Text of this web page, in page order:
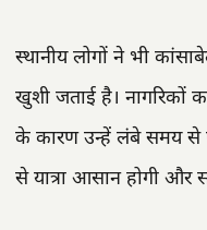
स्थानीय लोगों ने भी
खुशी जताई है। नागरिकों
के कारण उन्हें लंबे समय से
से यात्रा आसान होगी और